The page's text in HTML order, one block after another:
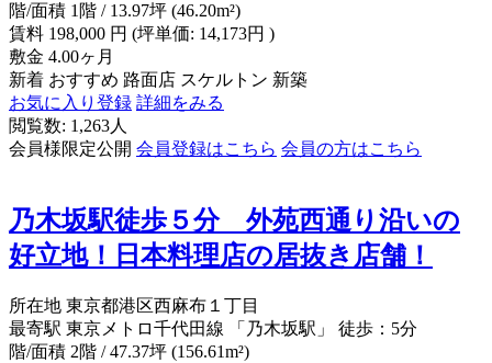
階/面積 1階 / 13.97坪 (46.20m²)
賃料 198,000 円 (坪単価: 14,173円 )
敷金 4.00ヶ月
新着 おすすめ 路面店 スケルトン 新築
お気に入り登録 詳細をみる
閲覧数: 1,263人
会員様限定公開 会員登録はこちら 会員の方はこちら
乃木坂駅徒歩５分 外苑西通り沿いの
好立地！日本料理店の居抜き店舗！
所在地 東京都港区西麻布１丁目
最寄駅 東京メトロ千代田線 「乃木坂駅」 徒歩：5分
階/面積 2階 / 47.37坪 (156.61m²)